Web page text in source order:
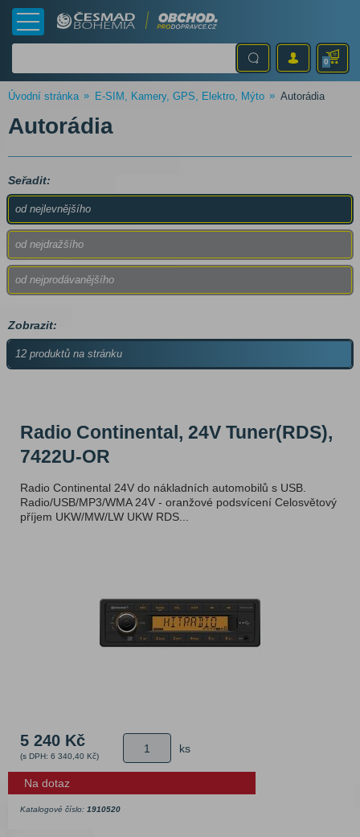
0
Úvodní stránka E-SIM, Kamery, GPS, Elektro, Mýto Autorádia
Autorádia
Seřadit:
od nejlevnějšího
od nejdražšího
od nejprodávanějšího
Zobrazit:
12 produktů na stránku
Radio Continental, 24V Tuner(RDS),
7422U-OR
Radio Continental 24V do nákladních automobilů s USB.
Radio/USB/MP3/WMA 24V - oranžové podsvícení Celosvětový
příjem UKW/MW/LW UKW RDS...
5 240 Kč
(s DPH: 6 340,40 Kč)
ks
Na dotaz
Katalogové číslo: 1910520